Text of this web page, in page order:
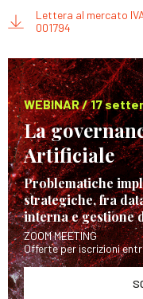
Lettera al mercato
001794
WEBINAR / 17
La
Artificiale
Problematiche
strategiche, fra
interna e gestione
ZOOM MEETING
Offerte per iscrizioni